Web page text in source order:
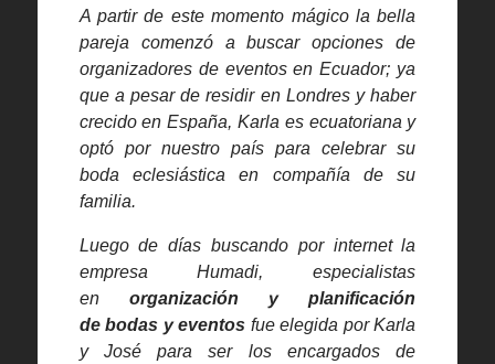
A partir de este momento mágico la bella
pareja comenzó a buscar opciones de
organizadores de eventos en Ecuador; ya
que a pesar de residir en Londres y haber
crecido en España, Karla es ecuatoriana y
optó por nuestro país para celebrar su
boda eclesiástica en compañía de su
familia.
Luego de días buscando por internet la
empresa Humadi, especialistas
en organización y planificación
debodas y eventos fue elegida por Karla
y José para ser los encargados de